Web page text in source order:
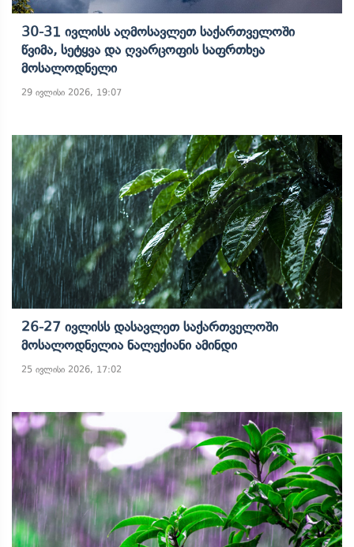
30-31 Ივლისს Აღმოსავლეთ Საქართველოში
Წვიმა, Სეტყვა Და Ღვარცოფის Საფრთხეა
Მოსალოდნელი
29 ივლისი 2026, 19:07
26-27 Ივლისს Დასავლეთ Საქართველოში
Მოსალოდნელია Ნალექიანი Ამინდი
25 ივლისი 2026, 17:02